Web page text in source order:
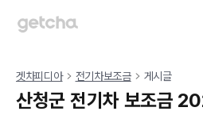
겟차피디아 전기차보조금 게시글
산청군 전기차 보조금